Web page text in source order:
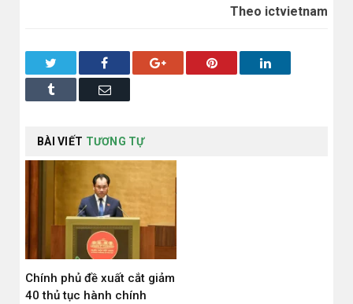
Theo ictvietnam
Facebook Google+ Pinterest LinkedIn
Tumblr Email
BÀI VIẾT TƯƠNG TỰ
Chính phủ đề xuất cắt giảm
40 thủ tục hành chính